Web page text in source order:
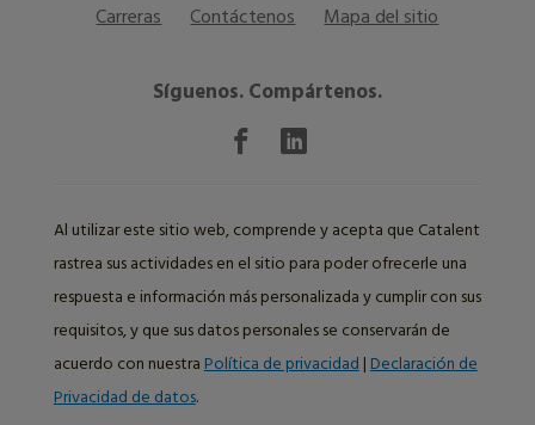
Carreras
Contáctenos Mapa del sitio
Síguenos. Compártenos.
Al utilizar este sitio web, comprende y acepta que Catalent
rastrea sus actividades en el sitio para poder ofrecerle una
respuesta e información más personalizada y cumplir con sus
requisitos, y que sus datos personales se conservarán de
acuerdo con nuestraPolítica de privacidad|Declaración de
Privacidad de datos.